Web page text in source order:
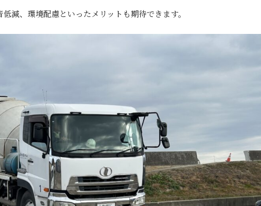
減、環境配慮といったメリットも期待できます。